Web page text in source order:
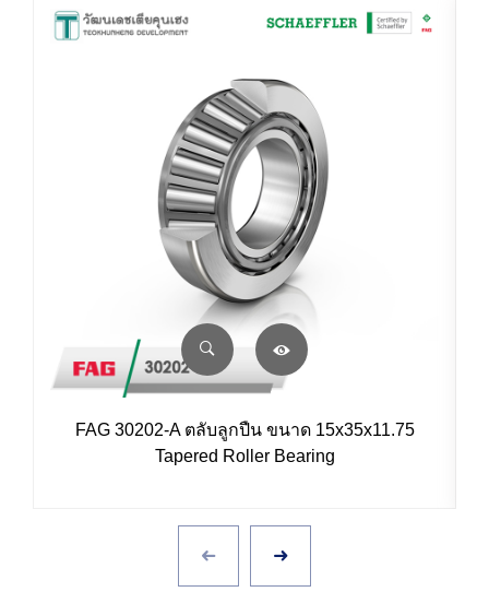
FAG 30202-A ตลับลูกปืน ขนาด 15x35x11.75
Tapered Roller Bearing